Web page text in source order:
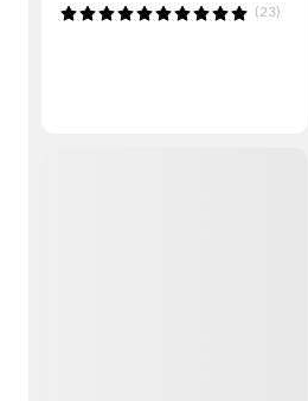
(23)